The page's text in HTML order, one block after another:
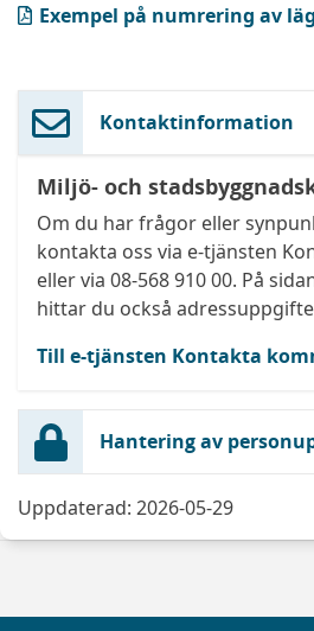
Exempel på numrering av
(PDF, öppnas i ny flik)
Kontaktinformation
Miljö- och
Om du har frågor eller
kontakta oss via e-tjänsten
eller via 08-568 910 00. På
hittar du också
Till e-tjänsten Kontakta
Hantering av
Uppdaterad: 2026-05-29